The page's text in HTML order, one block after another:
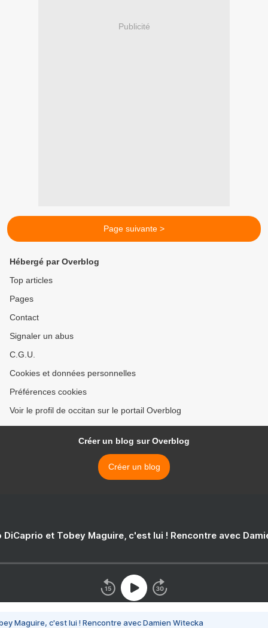
Publicité
Page suivante >
Hébergé par Overblog
Top articles
Pages
Contact
Signaler un abus
C.G.U.
Cookies et données personnelles
Préférences cookies
Voir le profil de occitan sur le portail Overblog
Créer un blog sur Overblog
Créer un blog
DiCaprio et Tobey Maguire, c'est lui ! Rencontre avec
Maguire, c'est lui ! Rencontre avec Damien Witecka